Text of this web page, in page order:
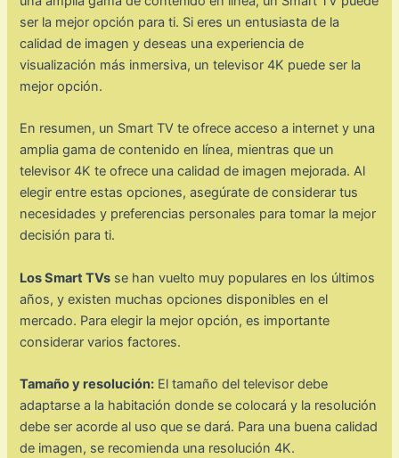
ser la mejor opción para ti. Si eres un entusiasta de la
calidad de imagen y deseas una experiencia de
visualización más inmersiva, un televisor 4K puede ser la
mejor opción.
En resumen, un Smart TV te ofrece acceso a internet y una
amplia gama de contenido en línea, mientras que un
televisor 4K te ofrece una calidad de imagen mejorada. Al
elegir entre estas opciones, asegúrate de considerar tus
necesidades y preferencias personales para tomar la mejor
decisión para ti.
Los Smart TVs se han vuelto muy populares en los últimos
años, y existen muchas opciones disponibles en el
mercado. Para elegir la mejor opción, es importante
considerar varios factores.
Tamaño y resolución: El tamaño del televisor debe
adaptarse a la habitación donde se colocará y la resolución
debe ser acorde al uso que se dará. Para una buena calidad
de imagen, se recomienda una resolución 4K.